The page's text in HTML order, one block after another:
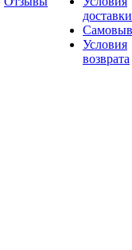
доставки
Условия
возврата